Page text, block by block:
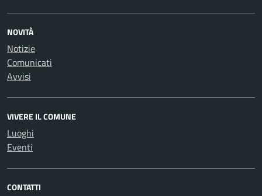
NOVITÀ
Notizie
Comunicati
Avvisi
VIVERE IL COMUNE
Luoghi
Eventi
CONTATTI